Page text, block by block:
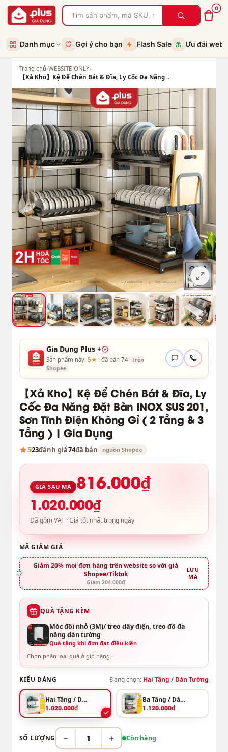
0
Danh mục Gợi ý cho bạn Flash Sale Ưu đãi web
Trang chủ›WEBSITE-ONLY›
【Xả Kho】Kệ Để Chén Bát & Đĩa, Ly Cốc Đa Năng ...
Gia Dụng Plus +
Sản phẩm này: 5★· đã bán 74 trên
Shopee
【Xả Kho】Kệ Để Chén Bát & Đĩa, Ly
Cốc Đa Năng Đặt Bàn INOX SUS 201,
Sơn Tĩnh Điện Không Gỉ ( 2 Tầng & 3
Tầng ) | Gia Dụng
523đánh giá74đã bán nguồn Shopee
GIÁ SAU MÃ 816.000₫
1.020.000₫
Đã gồm VAT · Giá tốt nhất trong ngày
MÃ GIẢM GIÁ
Giảm 20% mọi đơn hàng trên website so với giá
Shopee/Tiktok
Giảm 204.000₫
LƯU
MÃ
QUÀ TẶNG KÈM
Móc đôi nhỏ (3M)/ treo dây điện, treo đồ đa
năng dán tường
Quà tặng khi đơn đạt điều kiện
Chọn phân loại quà ở giỏ hàng.
KIỂU DÁNG Đang chọn: Hai Tầng / Dán Tường
Hai Tầng / Dán Tường
1.020.000₫
Ba Tầng / Dán Tường
1.120.000₫
SỐ LƯỢNG − + Còn hàng